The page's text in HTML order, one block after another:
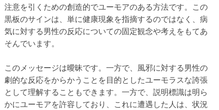
注意を引くための創造的でユーモアのある方法です。この
黒板のサインは、単に健康現象を指摘するのではなく、病
気に対する男性の反応についての固定観念や考えをもてあ
そんでいます。
このメッセージは曖昧です。一方で、風邪に対する男性の
劇的な反応をからかうことを目的としたユーモラスな誇張
として理解することもできます。一方で、説明標識は明ら
かにユーモアを許容しており、これに遭遇した人は、状況